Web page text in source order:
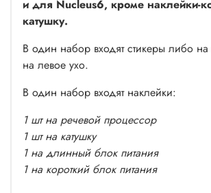
и для Nucleus6, кроме наклейки-
катушку.
В один набор входят стикеры либо
на левое ухо.
В один набор входят наклейки:
1 шт на речевой процессор
1 шт на катушку
1 на длинный блок питания
1 на короткий блок питания